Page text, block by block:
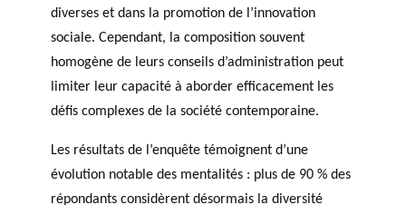
diverses et dans la promotion de l’innovation
sociale. Cependant, la composition souvent
homogène de leurs conseils d’administration peut
limiter leur capacité à aborder efficacement les
défis complexes de la société contemporaine.
Les résultats de l’enquête témoignent d’une
évolution notable des mentalités : plus de 90 % des
répondants considèrent désormais la diversité